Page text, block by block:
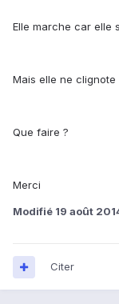
Elle marche car elle
Mais elle ne
Que faire ?
Merci
Modifié 19 août
Citer